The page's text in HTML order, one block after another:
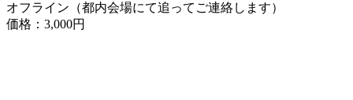
オフライン（都内会場にて追ってご連絡します）
価格：3,000円